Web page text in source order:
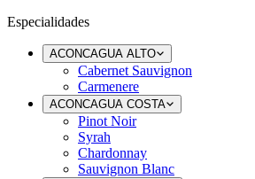
Especialidades
ACONCAGUA ALTO
Cabernet Sauvignon
Carmenere
ACONCAGUA COSTA
Pinot Noir
Syrah
Chardonnay
Sauvignon Blanc